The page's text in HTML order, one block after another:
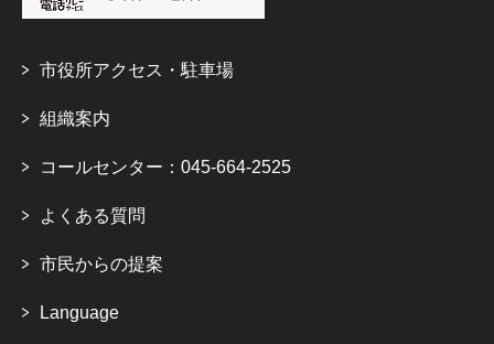
市役所アクセス・駐車場
組織案内
コールセンター：045-664-2525
よくある質問
市民からの提案
Language